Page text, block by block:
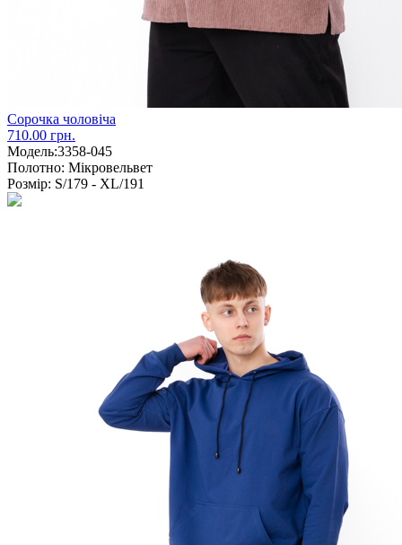
Сорочка чоловіча
710.00 грн.
Модель:3358-045
Полотно: Мікровельвет
Розмір: S/179 - XL/191